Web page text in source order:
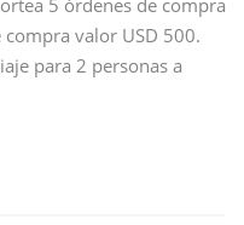
valor USD 500.
para 2 personas a